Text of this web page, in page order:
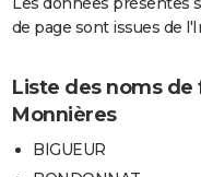
de page sont issues de
Liste des noms
Monnières
BIGUEUR